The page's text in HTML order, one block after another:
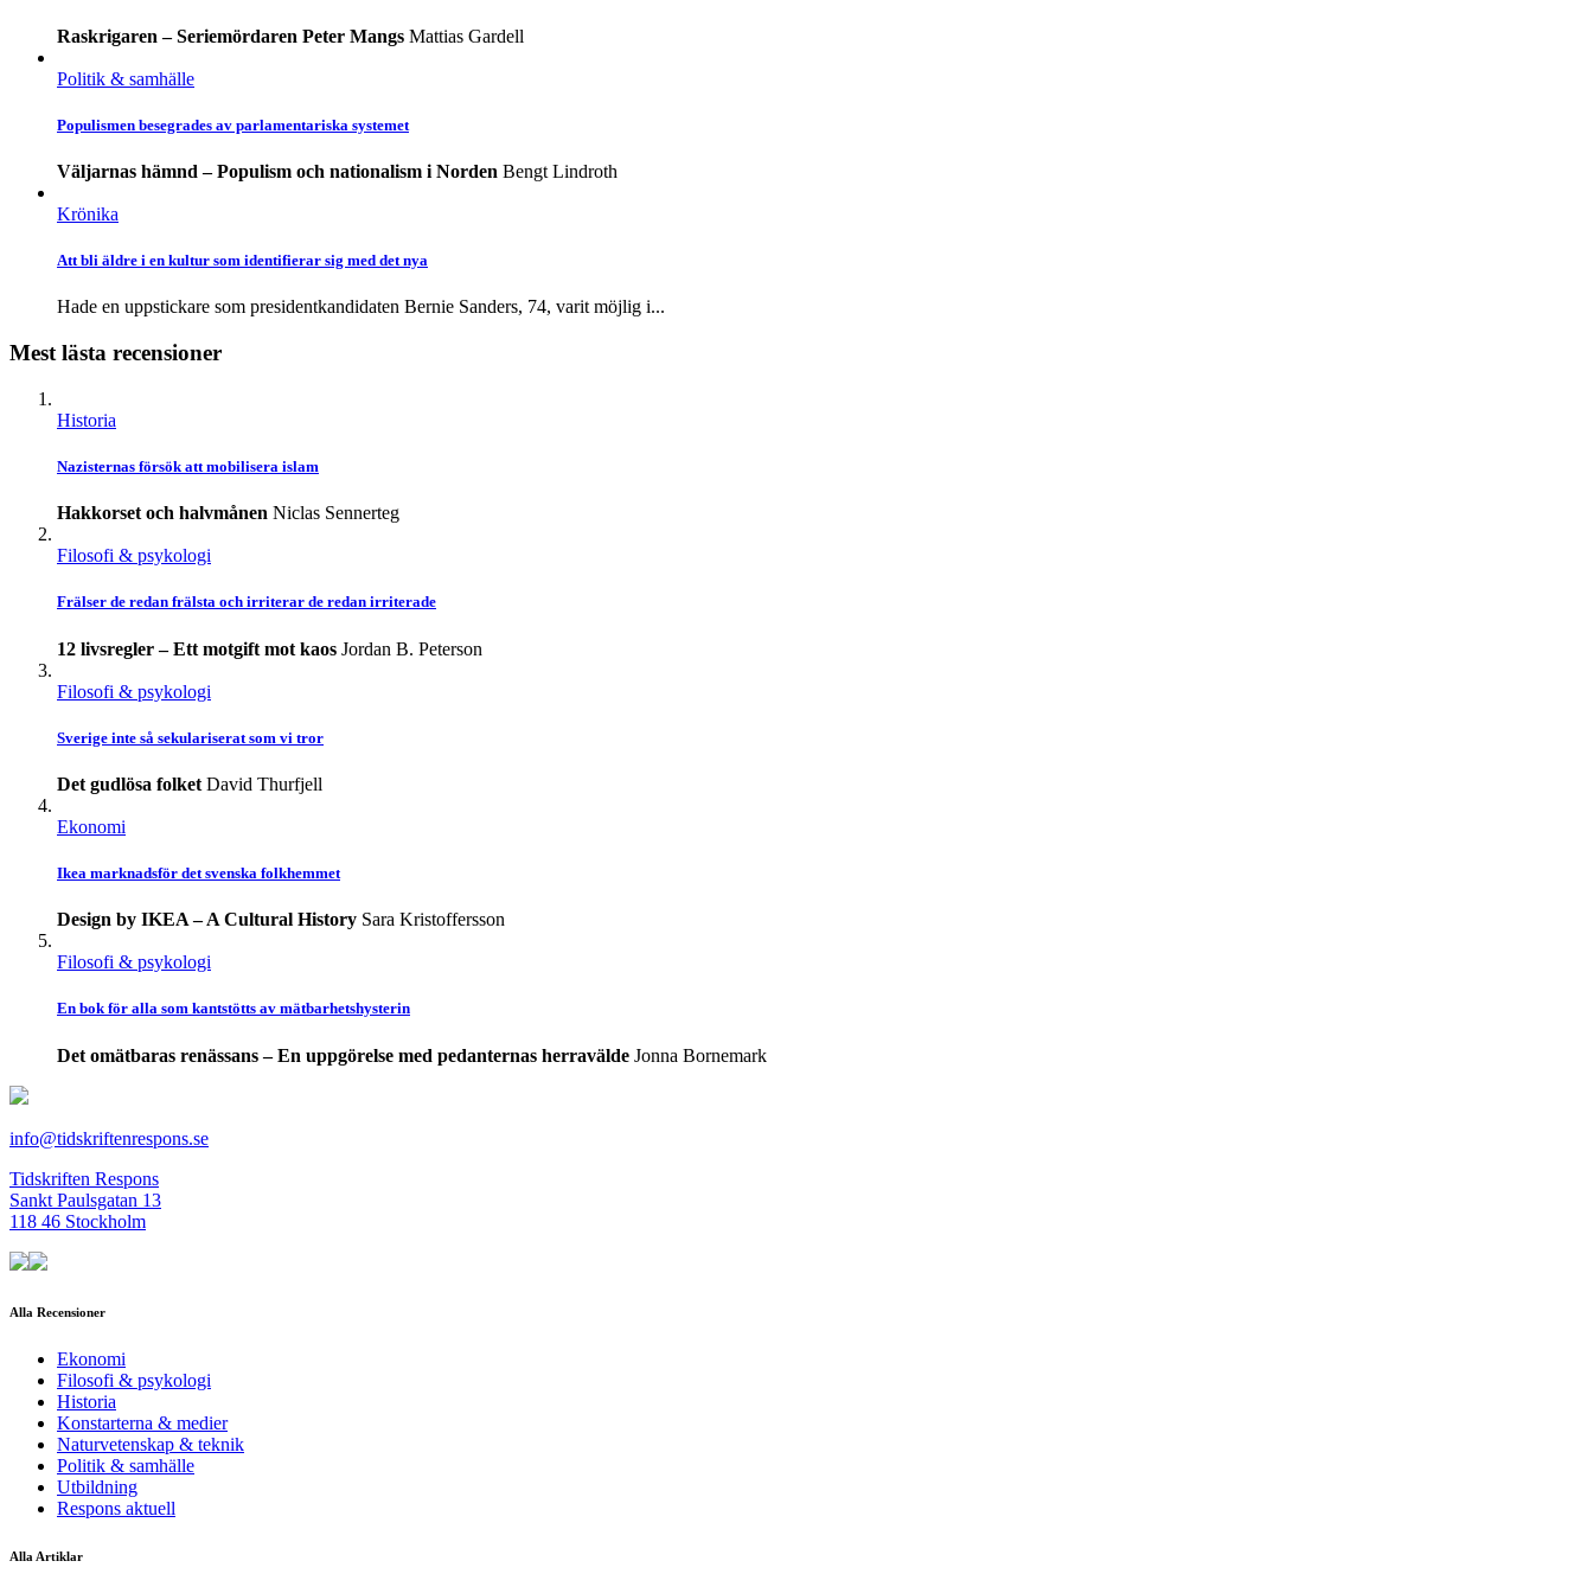
Raskrigaren – Seriemördaren Peter Mangs Mattias Gardell
Politik & samhälle
Populismen besegrades av parlamentariska systemet
Väljarnas hämnd – Populism och nationalism i Norden Bengt Lindroth
Krönika
Att bli äldre i en kultur som identifierar sig med det nya
Hade en uppstickare som presidentkandidaten Bernie Sanders, 74, varit möjlig i...
Mest lästa recensioner
Historia
Nazisternas försök att mobilisera islam
Hakkorset och halvmånen Niclas Sennerteg
Filosofi & psykologi
Frälser de redan frälsta och irriterar de redan irriterade
12 livsregler – Ett motgift mot kaos Jordan B. Peterson
Filosofi & psykologi
Sverige inte så sekulariserat som vi tror
Det gudlösa folket David Thurfjell
Ekonomi
Ikea marknadsför det svenska folkhemmet
Design by IKEA – A Cultural History Sara Kristoffersson
Filosofi & psykologi
En bok för alla som kantstötts av mätbarhetshysterin
Det omätbaras renässans – En uppgörelse med pedanternas herravälde Jonna Bornemark
info@tidskriftenrespons.se
Tidskriften Respons
Sankt Paulsgatan 13
118 46 Stockholm
Alla Recensioner
Ekonomi
Filosofi & psykologi
Historia
Konstarterna & medier
Naturvetenskap & teknik
Politik & samhälle
Utbildning
Respons aktuell
Alla Artiklar